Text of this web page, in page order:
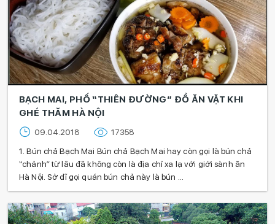
BẠCH MAI, PHỐ “THIÊN ĐƯỜNG” ĐỒ ĂN VẶT KHI
GHÉ THĂM HÀ NỘI
09.04.2018
17358
1. Bún chả Bạch Mai Bún chả Bạch Mai hay còn gọi là bún chả
“chảnh” từ lâu đã không còn là địa chỉ xa lạ với giới sành ăn
Hà Nội. Sở dĩ gọi quán bún chả này là bún ...